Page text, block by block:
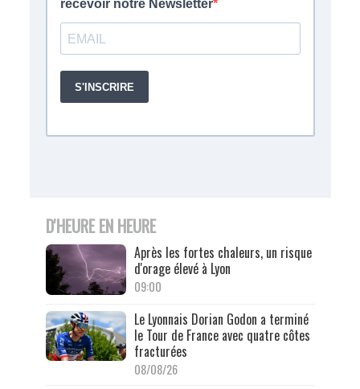
D'HEURE EN HEURE
Après les fortes chaleurs, un risque
d'orage élevé à Lyon
09:00
Le Lyonnais Dorian Godon a terminé
le Tour de France avec quatre côtes
fracturées
08/08/26